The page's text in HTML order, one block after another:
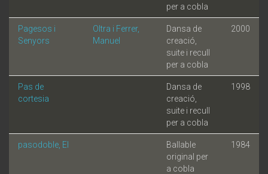
per a cobla
Pagesos i
Senyors
Oltra i Ferrer,
Manuel
Dansa de
creació,
suite i recull
per a cobla
2000
Pas de
cortesia
Dansa de
creació,
suite i recull
per a cobla
1998
pasodoble, El
Ballable
original per
a cobla
1984